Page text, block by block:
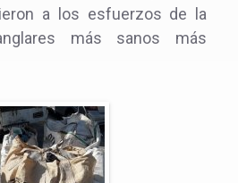
a los esfuerzos de la
más sanos más